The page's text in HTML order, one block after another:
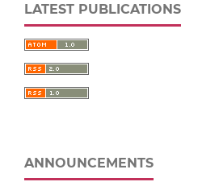
LATEST PUBLICATIONS
ANNOUNCEMENTS